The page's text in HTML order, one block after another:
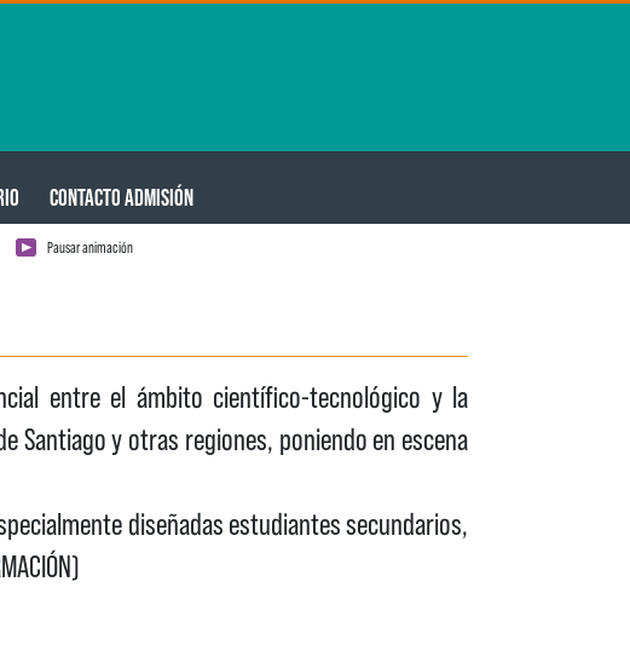
CONTACTO ADMISIÓN
Pausar animación
entre el ámbito científico-tecnológico y la
Santiago y otras regiones, poniendo en escena
diseñadas estudiantes secundarios,